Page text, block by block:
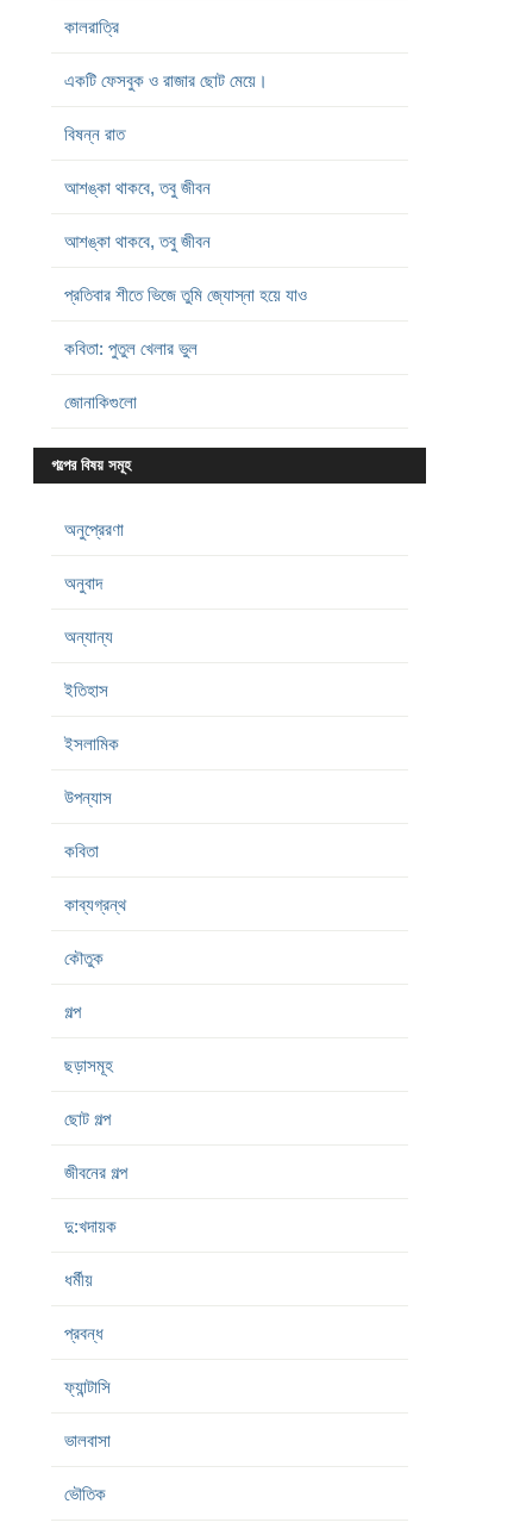
কালরাত্রি
একটি ফেসবুক ও রাজার ছোট মেয়ে।
বিষন্ন রাত
আশঙ্কা থাকবে, তবু জীবন
আশঙ্কা থাকবে, তবু জীবন
প্রতিবার শীতে ভিজে তুমি জ্যোস্না হয়ে যাও
কবিতা: পুতুল খেলার ভুল
জোনাকিগুলো
গল্পের বিষয় সমূহ
অনুপ্রেরণা
অনুবাদ
অন্যান্য
ইতিহাস
ইসলামিক
উপন্যাস
কবিতা
কাব্যগ্রন্থ
কৌতুক
গল্প
ছড়াসমূহ
ছোট গল্প
জীবনের গল্প
দু:খদায়ক
ধর্মীয়
প্রবন্ধ
ফ্যান্টাসি
ভালবাসা
ভৌতিক